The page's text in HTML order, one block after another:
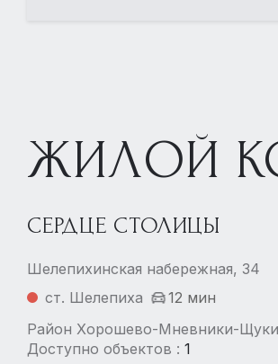
ЖИЛОЙ
СЕРДЦЕ СТОЛИЦЫ
Шелепихинская набережная, 34
ст. Шелепиха
12 мин
Район Хорошево-Мневники-
Доступно объектов : 1